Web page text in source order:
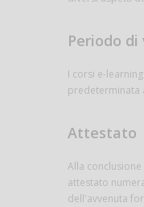
Periodo
I corsi e-
predeterminata
Attestato
Alla
attestato
dell'avvenuta